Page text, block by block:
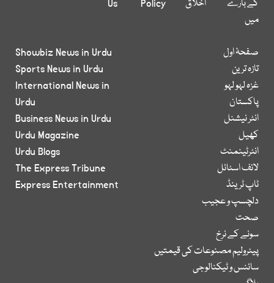
کے بارے
میں
اخلاق
Policy
Us
صفحۂ اول
تازہ ترین
غزہ لہو لہو
پاکستان
انٹر نیشنل
کھیل
انٹرٹینمنٹ
لائف اسٹائل
ٹاپ ٹرینڈ
دلچسپ و عجیب
صحت
سونے کے نرخ
پیٹرولیم مصنوعات کی قیمتیں
سائنس و ٹیکنالوجی
Showbiz News in Urdu
Sports News in Urdu
International News in
Urdu
Business News in Urdu
Urdu Magazine
Urdu Blogs
The Express Tribune
Express Entertainment